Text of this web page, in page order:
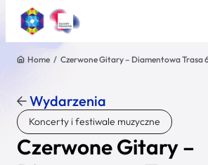
Znajdź atrakcję
Nazwa atrakcji
Miasto
Home / Czerwone Gitary – Diamentowa Trasa
Wydarzenia
Koncerty i festiwale muzyczne
Czerwone Gitary –